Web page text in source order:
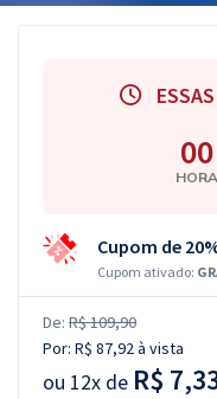
00
HORA
Cupom de
Cupom ativado:
De: R$ 109,90
Por: R$ 87,92à vista
ou 12x de R$